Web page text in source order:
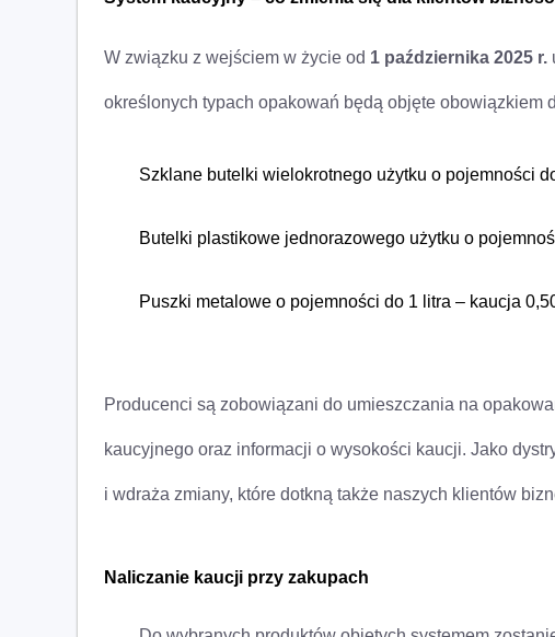
W związku z wejściem w życie od 1 października 2025 r.
określonych typach opakowań będą objęte obowiązkiem
Szklane butelki wielokrotnego użytku o pojemności
Butelki plastikowe jednorazowego użytku o
Puszki metalowe o pojemności do 1 litra – kaucja
Producenci są zobowiązani do umieszczania na
kaucyjnego oraz informacji o wysokości kaucji. Jako
i wdraża zmiany, które dotkną także naszych klientów
Naliczanie kaucji przy zakupach